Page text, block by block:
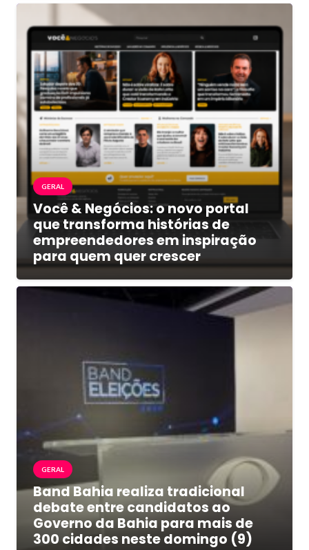
GERAL
Você & Negócios: o novo portal
que transforma histórias de
empreendedores em inspiração
para quem quer crescer
GERAL
Band Bahia realiza tradicional
debate entre candidatos ao
Governo da Bahia para mais de
300 cidades neste domingo (9)